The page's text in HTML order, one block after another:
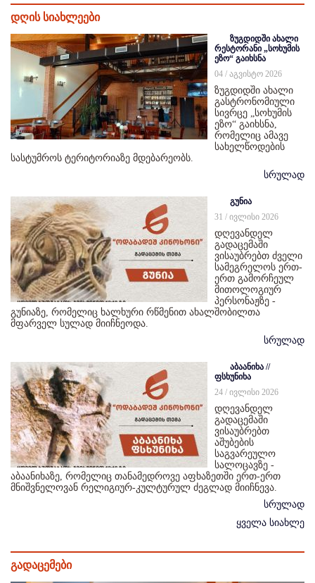
დღის სიახლეები
ზუგდიდში ახალი
რესტორანი „სოხუმის
ეზო“ გაიხსნა
04 / აგვისტო 2026
ზუგდიდში ახალი
გასტრონომიული
სივრცე „სოხუმის
ეზო“ გაიხსნა,
რომელიც ამავე
სახელწოდების
სასტუმროს ტერიტორიაზე მდებარეობს.
სრულად
გუნია
31 / ივლისი 2026
დღევანდელ
გადაცემაში
ვისაუბრებთ ძველი
სამეგრელოს ერთ-
ერთ გამორჩეულ
მითოლოგიურ
პერსონაჟზე -
გუნიაზე, რომელიც ხალხური რწმენით ახალშობილთა
მფარველ სულად მიიჩნეოდა.
სრულად
აბაანიხა //
ფსხუნიხა
24 / ივლისი 2026
დღევანდელ
გადაცემაში
ვისაუბრებთ
აშუბების
საგვარეულო
სალოცავზე -
აბაანიხაზე, რომელიც თანამედროვე აფხაზეთში ერთ-ერთ
მნიშვნელოვან რელიგიურ-კულტურულ ძეგლად მიიჩნევა.
სრულად
ყველა სიახლე
გადაცემები